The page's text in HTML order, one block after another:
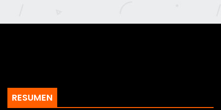
RESUMEN